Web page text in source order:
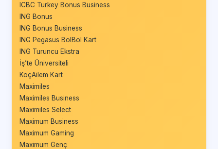
ICBC Turkey Bonus Business
ING Bonus
ING Bonus Business
ING Pegasus BolBol Kart
ING Turuncu Ekstra
İş’te Üniversiteli
KoçAilem Kart
Maximiles
Maximiles Business
Maximiles Select
Maximum Business
Maximum Gaming
Maximum Genç